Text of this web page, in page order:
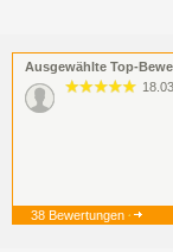
Ausgewählte Top-
38 Bewertungen